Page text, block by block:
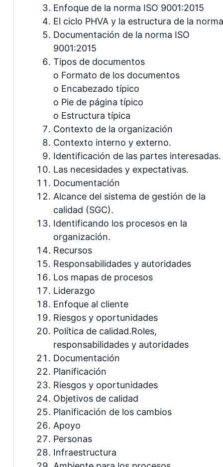
Enfoque de la norma ISO 9001:2015
El ciclo PHVA y la estructura de la norma
Documentación de la norma ISO
9001:2015
Tipos de documentos
o Formato de los documentos
o Encabezado típico
o Pie de página típico
o Estructura típica
Contexto de la organización
Contexto interno y externo.
Identificación de las partes interesadas.
Las necesidades y expectativas.
Documentación
Alcance del sistema de gestión de la
calidad (SGC).
Identificando los procesos en la
organización.
Recursos
Responsabilidades y autoridades
Los mapas de procesos
Liderazgo
Enfoque al cliente
Riesgos y oportunidades
Política de calidad.Roles,
responsabilidades y autoridades
Documentación
Planificación
Riesgos y oportunidades
Objetivos de calidad
Planificación de los cambios
Apoyo
Personas
Infraestructura